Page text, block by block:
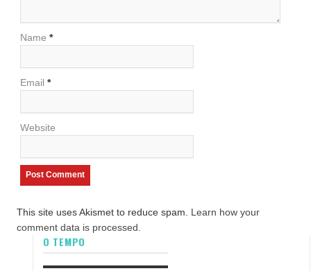
Name *
Email *
Website
This site uses Akismet to reduce spam. Learn how your
comment data is processed.
O TEMPO